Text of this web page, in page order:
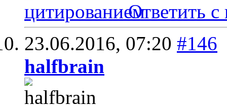
Ответить с
23.06.2016, 07:20 #146
halfbrain